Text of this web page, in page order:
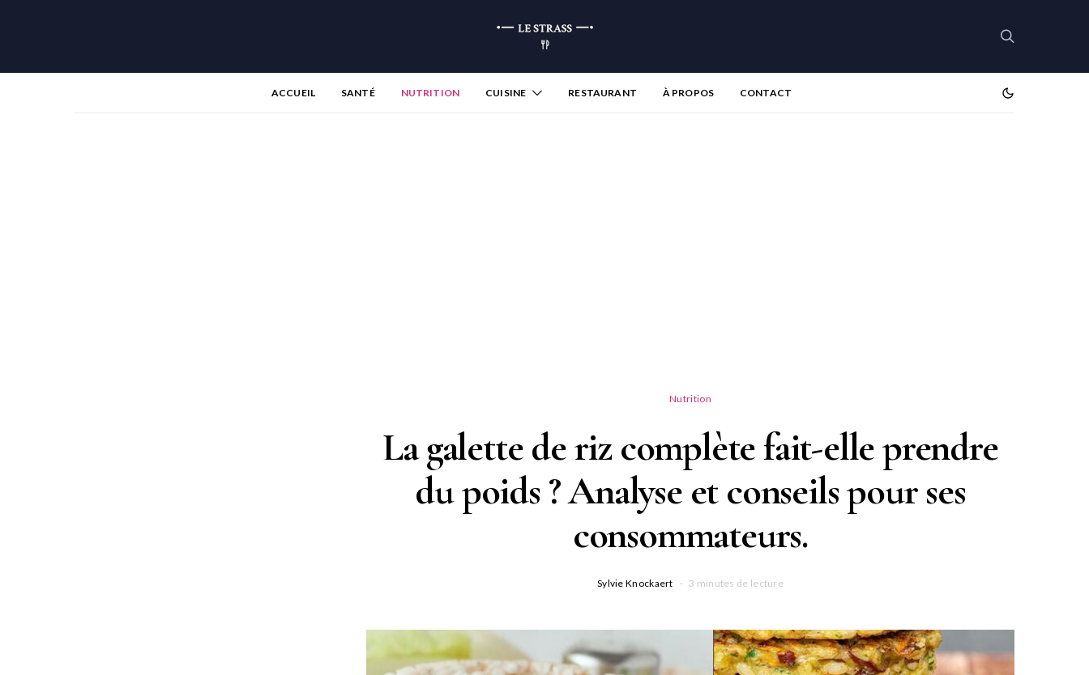
ACCUEIL SANTÉ NUTRITION CUISINE RESTAURANT À PROPOS CONTACT
Nutrition
La galette de riz complète fait-elle prendre
du poids ? Analyse et conseils pour ses
consommateurs.
Sylvie Knockaert 3 minutes de lecture